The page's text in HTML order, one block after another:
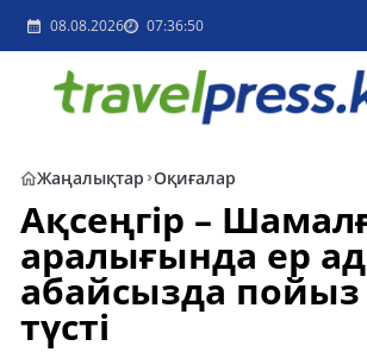
08.08.2026 07:36:50
Жаңалықтар Оқиғалар
Ақсеңгір –
аралығында ер
абайсызда пойыз
түсті